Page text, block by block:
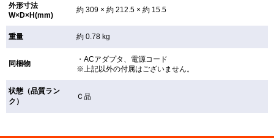
外形寸法
W×D×H(mm)
約 309 × 約 212.5 × 約 15.5
重量 約 0.78 kg
同梱物
・ACアダプタ、電源コード
※上記以外の付属はございません。
状態（品質ラン
ク）
Ｃ品